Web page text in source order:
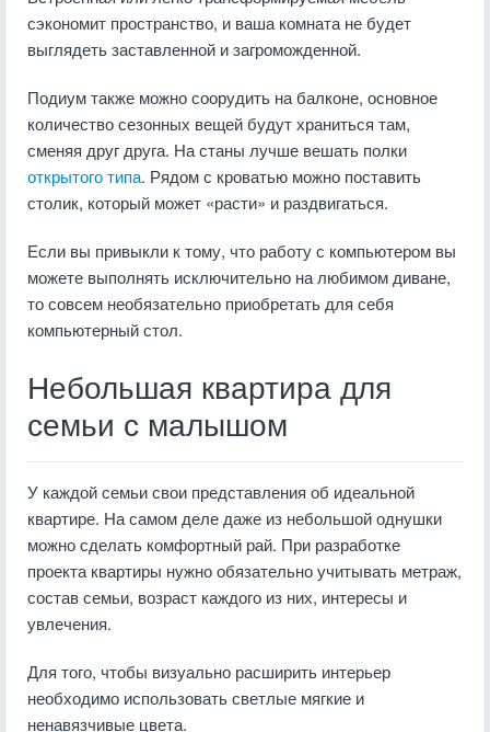
сэкономит пространство, и ваша комната не будет
выглядеть заставленной и загроможденной.
Подиум также можно соорудить на балконе, основное
количество сезонных вещей будут храниться там,
сменяя друг друга. На станы лучше вешать полки
открытого типа. Рядом с кроватью можно поставить
столик, который может «расти» и раздвигаться.
Если вы привыкли к тому, что работу с компьютером вы
можете выполнять исключительно на любимом диване,
то совсем необязательно приобретать для себя
компьютерный стол.
Небольшая квартира для
семьи с малышом
У каждой семьи свои представления об идеальной
квартире. На самом деле даже из небольшой однушки
можно сделать комфортный рай. При разработке
проекта квартиры нужно обязательно учитывать метраж,
состав семьи, возраст каждого из них, интересы и
увлечения.
Для того, чтобы визуально расширить интерьер
необходимо использовать светлые мягкие и
ненавязчивые цвета.